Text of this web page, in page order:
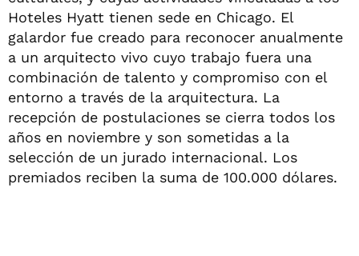
Hoteles Hyatt tienen sede en Chicago. El
galardor fue creado para reconocer anualmente
a un arquitecto vivo cuyo trabajo fuera una
combinación de talento y compromiso con el
entorno a través de la arquitectura. La
recepción de postulaciones se cierra todos los
años en noviembre y son sometidas a la
selección de un jurado internacional. Los
premiados reciben la suma de 100.000 dólares.